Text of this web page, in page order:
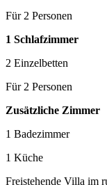
Für 2 Personen
1 Schlafzimmer
2 Einzelbetten
Für 2 Personen
Zusätzliche Zimmer
1 Badezimmer
1 Küche
Freistehende Villa im